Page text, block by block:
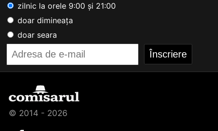
zilnic la orele 9:00 și 21:00
doar dimineața
doar seara
© 2014 - 2026